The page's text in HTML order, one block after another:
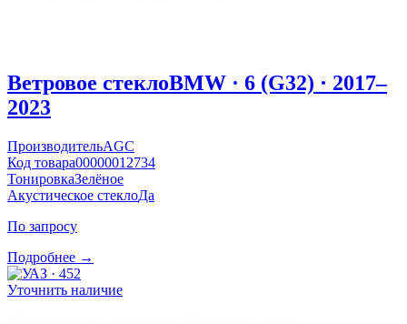
Ветровое стеклоBMW · 6 (G32) · 2017–
2023
ПроизводительAGC
Код товара00000012734
ТонировкаЗелёное
Акустическое стеклоДа
По запросу
Подробнее →
Уточнить наличие